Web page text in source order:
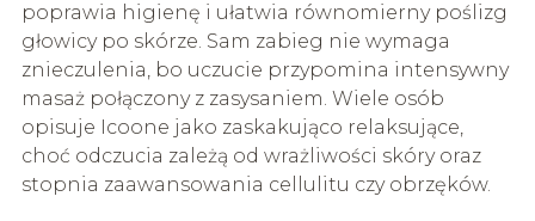
poprawia higienę i ułatwia równomierny poślizg
głowicy po skórze. Sam zabieg nie wymaga
znieczulenia, bo uczucie przypomina intensywny
masaż połączony z zasysaniem. Wiele osób
opisuje Icoone jako zaskakująco relaksujące,
choć odczucia zależą od wrażliwości skóry oraz
stopnia zaawansowania cellulitu czy obrzęków.